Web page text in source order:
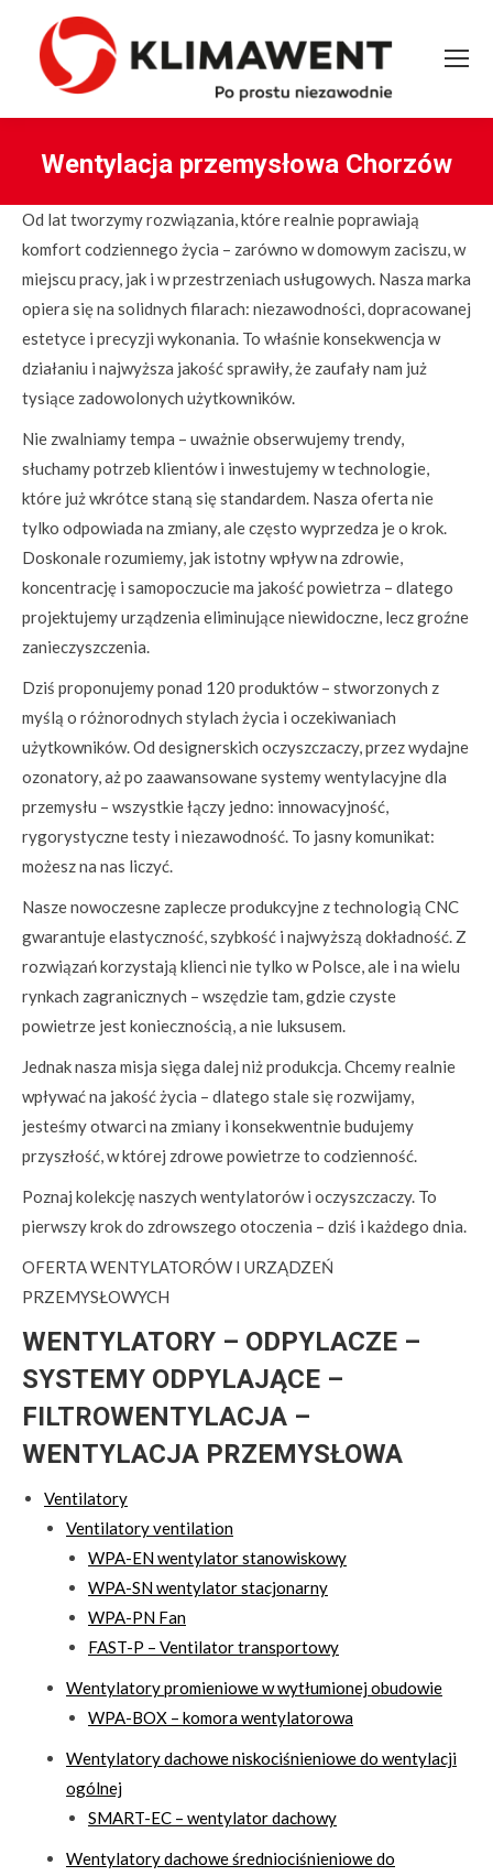
Wentylacja przemysłowa Chorzów
Od lat tworzymy rozwiązania, które realnie poprawiają
komfort codziennego życia – zarówno w domowym zaciszu, w
miejscu pracy, jak i w przestrzeniach usługowych. Nasza marka
opiera się na solidnych filarach: niezawodności, dopracowanej
estetyce i precyzji wykonania. To właśnie konsekwencja w
działaniu i najwyższa jakość sprawiły, że zaufały nam już
tysiące zadowolonych użytkowników.
Nie zwalniamy tempa – uważnie obserwujemy trendy,
słuchamy potrzeb klientów i inwestujemy w technologie,
które już wkrótce staną się standardem. Nasza oferta nie
tylko odpowiada na zmiany, ale często wyprzedza je o krok.
Doskonale rozumiemy, jak istotny wpływ na zdrowie,
koncentrację i samopoczucie ma jakość powietrza – dlatego
projektujemy urządzenia eliminujące niewidoczne, lecz groźne
zanieczyszczenia.
Dziś proponujemy ponad 120 produktów – stworzonych z
myślą o różnorodnych stylach życia i oczekiwaniach
użytkowników. Od designerskich oczyszczaczy, przez wydajne
ozonatory, aż po zaawansowane systemy wentylacyjne dla
przemysłu – wszystkie łączy jedno: innowacyjność,
rygorystyczne testy i niezawodność. To jasny komunikat:
możesz na nas liczyć.
Nasze nowoczesne zaplecze produkcyjne z technologią CNC
gwarantuje elastyczność, szybkość i najwyższą dokładność. Z
rozwiązań korzystają klienci nie tylko w Polsce, ale i na wielu
rynkach zagranicznych – wszędzie tam, gdzie czyste
powietrze jest koniecznością, a nie luksusem.
Jednak nasza misja sięga dalej niż produkcja. Chcemy realnie
wpływać na jakość życia – dlatego stale się rozwijamy,
jesteśmy otwarci na zmiany i konsekwentnie budujemy
przyszłość, w której zdrowe powietrze to codzienność.
Poznaj kolekcję naszych wentylatorów i oczyszczaczy. To
pierwszy krok do zdrowszego otoczenia – dziś i każdego dnia.
OFERTA WENTYLATORÓW I URZĄDZEŃ
PRZEMYSŁOWYCH
WENTYLATORY – ODPYLACZE –
SYSTEMY ODPYLAJĄCE –
FILTROWENTYLACJA –
WENTYLACJA PRZEMYSŁOWA
Ventilatory
Ventilatory ventilation
WPA-EN wentylator stanowiskowy
WPA-SN wentylator stacjonarny
WPA-PN Fan
FAST-P – Ventilator transportowy
Wentylatory promieniowe w wytłumionej obudowie
WPA-BOX – komora wentylatorowa
Wentylatory dachowe niskociśnieniowe do wentylacji
ogólnej
SMART-EC – wentylator dachowy
Wentylatory dachowe średniociśnieniowe do